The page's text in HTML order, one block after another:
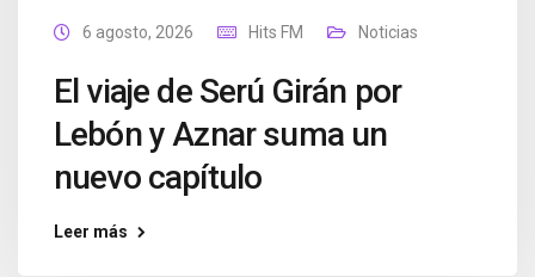
6 agosto, 2026 Hits FM Noticias
El viaje de Serú Girán por
Lebón y Aznar suma un
nuevo capítulo
Leer más